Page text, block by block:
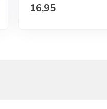
Normale prijs
16,95